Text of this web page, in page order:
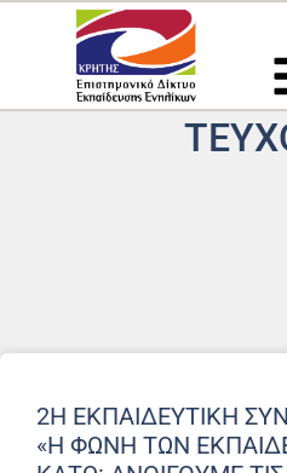
Μετάβαση
περιεχόμενο
2Η ΕΚΠΑΙΔΕΥΤΙΚΉ
«Η ΦΩΝΉ ΤΩΝ